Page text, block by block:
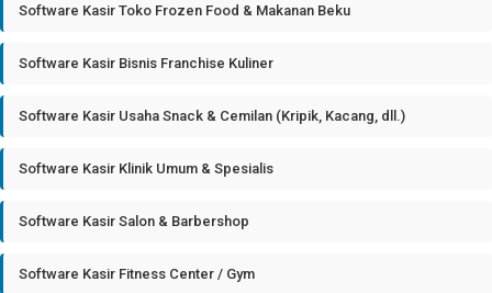
Software Kasir Toko Frozen Food & Makanan Beku
Software Kasir Bisnis Franchise Kuliner
Software Kasir Usaha Snack & Cemilan (Kripik, Kacang, dll.)
Software Kasir Klinik Umum & Spesialis
Software Kasir Salon & Barbershop
Software Kasir Fitness Center / Gym